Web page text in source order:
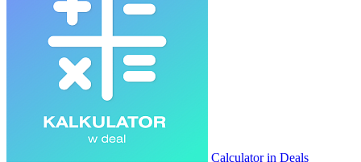
Calculator in Deals